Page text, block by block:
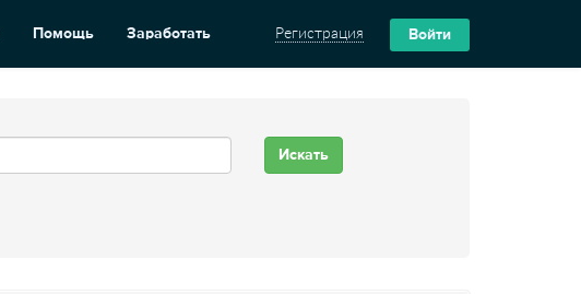
Помощь Заработать Регистрация Войти